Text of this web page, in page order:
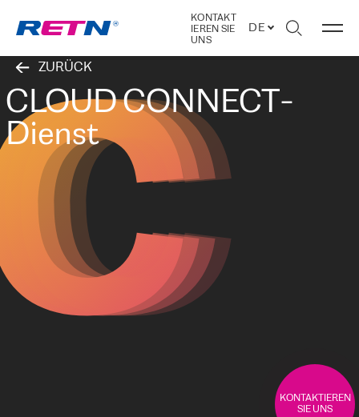
KONTAKT
IEREN SIE
UNS
DE
ZURÜCK
C
C
CLOUD CONNECT-
Dienst
KONTAKTIEREN
SIE UNS